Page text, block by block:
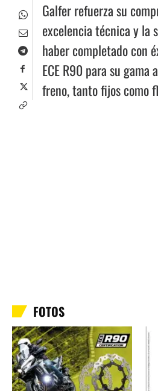
Galfer refuerza su
excelencia técnica y la
haber completado con
ECE R90 para su gama
freno, tanto fijos como
FOTOS